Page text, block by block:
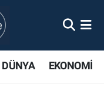
DÜNYA EKONOMİ